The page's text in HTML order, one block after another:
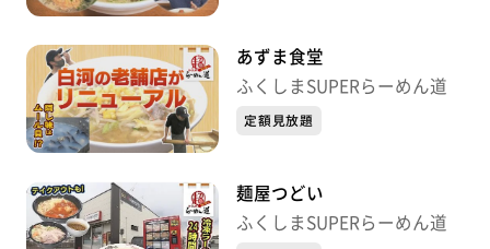
あずま食堂
ふくしまSUPERらーめん道
定額見放題
麺屋つどい
ふくしまSUPERらーめん道